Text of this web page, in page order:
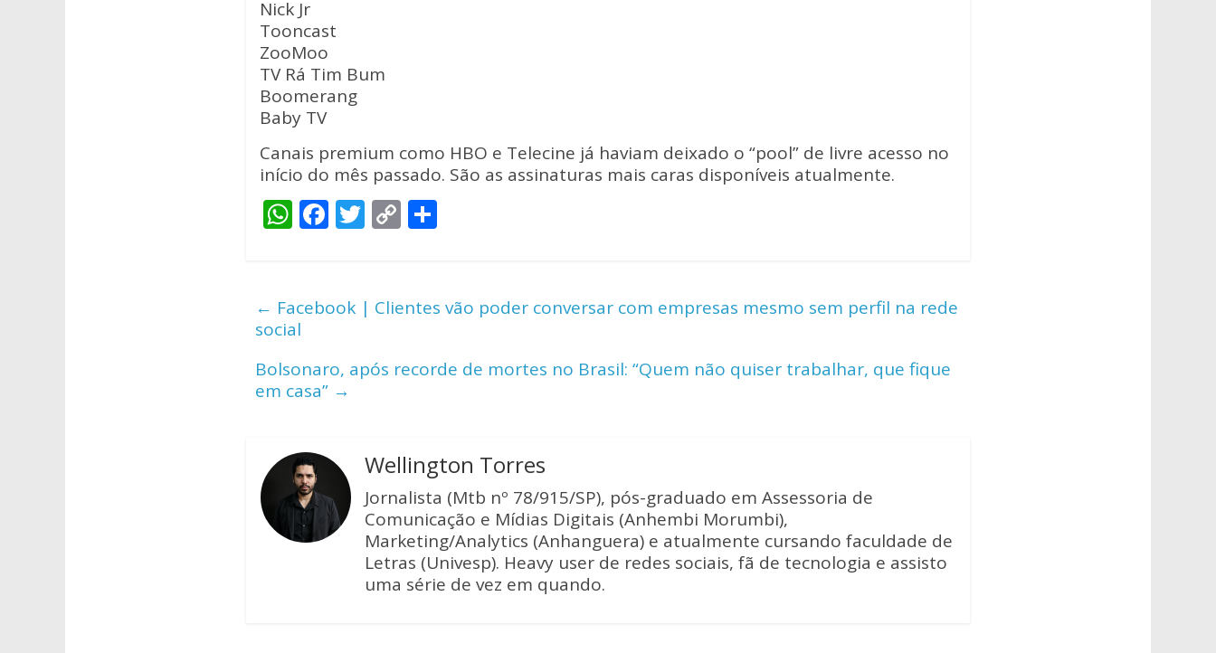
Nick Jr
Tooncast
ZooMoo
TV Rá Tim Bum
Boomerang
Baby TV
Canais premium como HBO e Telecine já haviam deixado o “pool” de livre acesso no
início do mês passado. São as assinaturas mais caras disponíveis atualmente.
W
s
A
p
p
F
b
o
k
T
er
C
y
n
k
e
← Facebook | Clientes vão poder conversar com empresas mesmo sem perfil na rede
social
Bolsonaro, após recorde de mortes no Brasil: “Quem não quiser trabalhar, que fique
em casa” →
Wellington Torres
Jornalista (Mtb nº 78/915/SP), pós-graduado em Assessoria de
Comunicação e Mídias Digitais (Anhembi Morumbi),
Marketing/Analytics (Anhanguera) e atualmente cursando faculdade de
Letras (Univesp). Heavy user de redes sociais, fã de tecnologia e assisto
uma série de vez em quando.